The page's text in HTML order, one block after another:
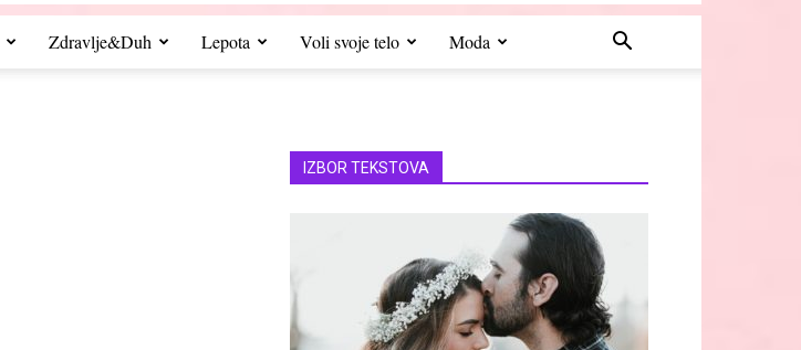
Zdravlje&Duh Lepota Voli svoje telo Moda
IZBOR TEKSTOVA